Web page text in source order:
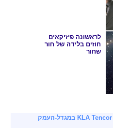
לראשונה פיזיקאים
חוזים בלידה של חור
שחור